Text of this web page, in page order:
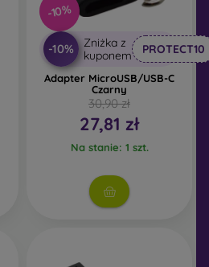
-10%
-10%
Zniżka z
kuponem
PROTECT10
Adapter MicroUSB/USB-C
Czarny
30,90 zł
27,81 zł
Na stanie: 1 szt.